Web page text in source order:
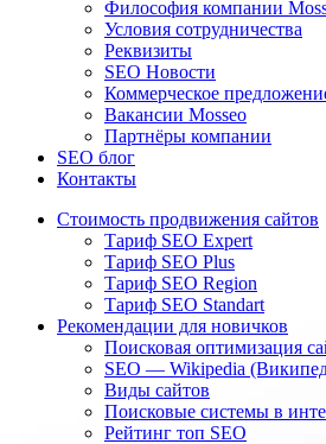
Философия компании
Условия сотрудничества
Реквизиты
SEO Новости
Коммерческое
Вакансии Mosseo
Партнёры компании
SEO блог
Контакты
Стоимость продвижения сайтов
Тариф SEO Expert
Тариф SEO Plus
Тариф SEO Region
Тариф SEO Standart
Рекомендации для новичков
Поисковая оптимизация
SEO — Wikipedia
Виды сайтов
Поисковые системы в
Рейтинг топ SEO